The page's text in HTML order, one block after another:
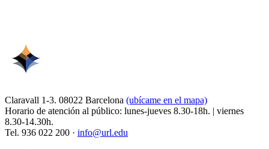
Claravall 1-3. 08022 Barcelona (ubícame en el mapa)
Horario de atención al público: lunes-jueves 8.30-18h. | viernes
8.30-14.30h.
Tel. 936 022 200 · info@url.edu